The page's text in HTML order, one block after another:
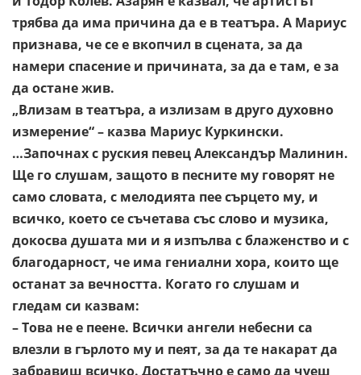
трябва да има причина да е в театъра. А Мариус
признава, че се е вкопчил в сцената, за да
намери спасение и причината, за да е там, е за
да остане жив.
„Влизам в театъра, а излизам в друго духовно
измерение“ – казва Мариус Куркински.
…Започнах с руския певец Александър Малинин.
Ще гослушам, защото в песните му говорят не
само словата, с мелодията пее сърцето му, и
всичко, което се съчетава със слово и музика,
докосва душата ми и я изпълва с блаженство и с
благодарност, че има гениални хора, които ще
останат за вечността. Когато го слушам и
гледам си казвам:
– Това не е пеене. Всички ангели небесни са
влезли в гърлото му и пеят, за да те накарат да
забравиш всичко. Достатъчное само да чуеш